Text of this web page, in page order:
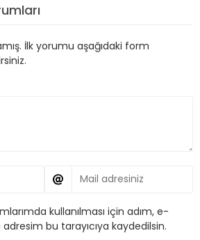
İlk yorumu aşağıdaki form
kullanılması için adım, e-
bu tarayıcıya kaydedilsin.